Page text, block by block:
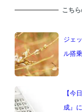
こち
ジェ
ル搭
【今
成』